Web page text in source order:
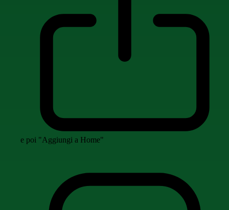
e poi "Aggiungi a Home"